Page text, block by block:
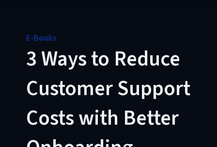
E-Books
3 Ways to Reduce
Customer Support
Costs with Better